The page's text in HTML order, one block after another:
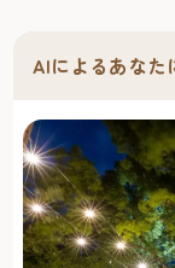
AIによるあなた